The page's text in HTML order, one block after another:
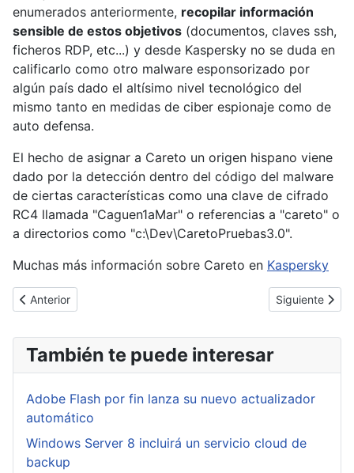
enumerados anteriormente, recopilar información
sensible de estos objetivos (documentos, claves ssh,
ficheros RDP, etc...) y desde Kaspersky no se duda en
calificarlo como otro malware esponsorizado por
algún país dado el altísimo nivel tecnológico del
mismo tanto en medidas de ciber espionaje como de
auto defensa.
El hecho de asignar a Careto un origen hispano viene
dado por la detección dentro del código del malware
de ciertas características como una clave de cifrado
RC4 llamada "Caguen1aMar" o referencias a "careto" o
a directorios como "c:\Dev\CaretoPruebas3.0".
Muchas más información sobre Careto en Kaspersky
Artículo anterior: Microsoft lanza 7 boletines de seguridad y
Anterior Artículo
Siguiente
También te puede interesar
Adobe Flash por fin lanza su nuevo actualizador
automático
Windows Server 8 incluirá un servicio cloud de
backup